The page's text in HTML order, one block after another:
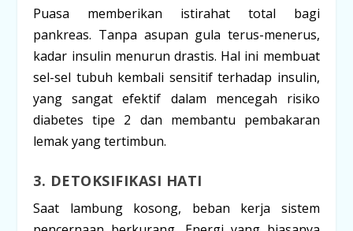
Puasa memberikan istirahat total bagi
pankreas. Tanpa asupan gula terus-menerus,
kadar insulin menurun drastis. Hal ini membuat
sel-sel tubuh kembali sensitif terhadap insulin,
yang sangat efektif dalam mencegah risiko
diabetes tipe 2 dan membantu pembakaran
lemak yang tertimbun.
3. DETOKSIFIKASI HATI
Saat lambung kosong, beban kerja sistem